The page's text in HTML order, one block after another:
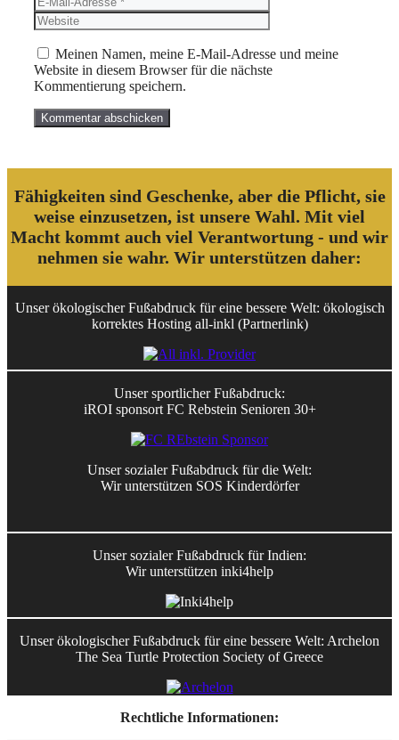
Adresse
Meinen Namen, meine E-Mail-Adresse und meine
Website in diesem Browser für die nächste
Kommentierung speichern.
Fähigkeiten sind Geschenke, aber die Pflicht, sie
weise einzusetzen, ist unsere Wahl. Mit viel
Macht kommt auch viel Verantwortung - und wir
nehmen sie wahr. Wir unterstützen daher:
Unser ökologischer Fußabdruck für eine bessere Welt: ökologisch
korrektes Hosting all-inkl (Partnerlink)
Unser sportlicher Fußabdruck:
iROI sponsort FC Rebstein Senioren 30+
Unser sozialer Fußabdruck für die Welt:
Wir unterstützen SOS Kinderdörfer
Unser sozialer Fußabdruck für Indien:
Wir unterstützen inki4help
Unser ökologischer Fußabdruck für eine bessere Welt: Archelon
The Sea Turtle Protection Society of Greece
Rechtliche Informationen: